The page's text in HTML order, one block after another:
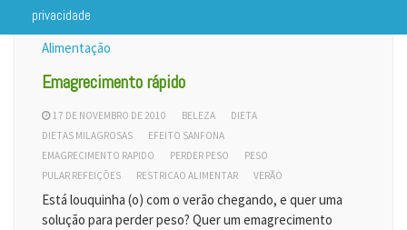
privacidade
Alimentação
Emagrecimento rápido
17 DE NOVEMBRO DE 2010 BELEZA
DIETA
DIETAS MILAGROSAS
EFEITO SANFONA
EMAGRECIMENTO RAPIDO
PERDER PESO
PESO
PULAR REFEIÇÕES
RESTRICAO ALIMENTAR VERÃO
Está louquinha (o) com o verão chegando, e quer uma
solução para perder peso? Quer um emagrecimento